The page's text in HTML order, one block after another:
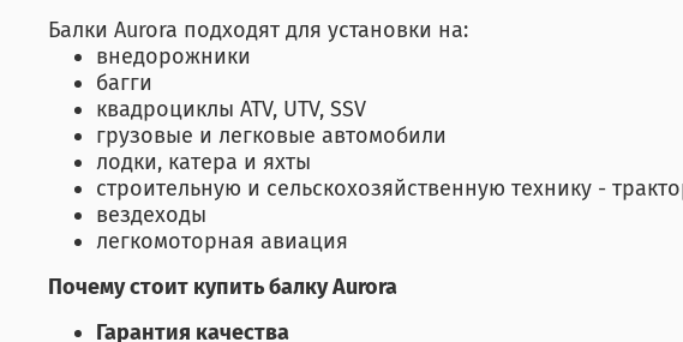
Балки Aurora подходят для установки на:
внедорожники
багги
квадроциклы ATV, UTV, SSV
грузовые и легковые автомобили
лодки, катера и яхты
строительную и сельскохозяйственную технику -
вездеходы
легкомоторная авиация
Почему стоит купить балку Aurora
Гарантия качества